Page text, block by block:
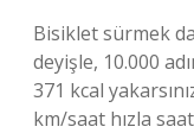
Bisiklet sürmek
deyişle, 10.000
371 kcal
km/saat hızla